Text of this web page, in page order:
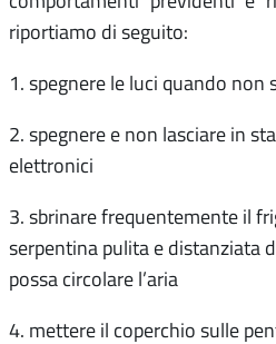
riportiamo di seguito:
1. spegnere le luci quando non
2. spegnere e non lasciare in
elettronici
3. sbrinare frequentemente il
serpentina pulita e distanziata
possa circolare l’aria
4. mettere il coperchio sulle